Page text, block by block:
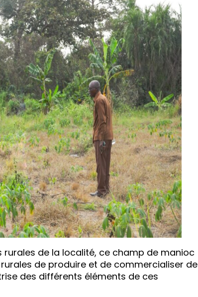
de la localité, ce champ de manioc
de produire et de commercialiser de
des différents éléments de ces